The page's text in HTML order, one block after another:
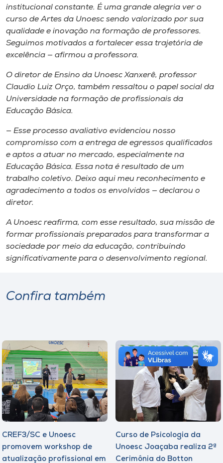
institucional constante. É uma grande alegria ver o
curso de Artes da Unoesc sendo valorizado por sua
qualidade e inovação na formação de professores.
Seguimos motivados a fortalecer essa trajetória de
excelência — afirmou a professora.
O diretor de Ensino da Unoesc Xanxerê, professor
Claudio Luiz Orço, também ressaltou o papel social da
Universidade na formação de profissionais da
Educação Básica.
— Esse processo avaliativo evidenciou nosso
compromisso com a entrega de egressos qualificados
e aptos a atuar no mercado, especialmente na
Educação Básica. Essa nota é resultado de um
trabalho coletivo. Deixo aqui meu reconhecimento e
agradecimento a todos os envolvidos — declarou o
diretor.
A Unoesc reafirma, com esse resultado, sua missão de
formar profissionais preparados para transformar a
sociedade por meio da educação, contribuindo
significativamente para o desenvolvimento regional.
Confira também
CREF3/SC e Unoesc
promovem workshop de
atualização profissional em
Curso de Psicologia da
Unoesc Joaçaba realiza 2ª
Cerimônia do Botton